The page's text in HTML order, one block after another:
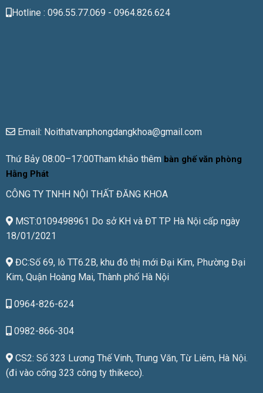
Hotline : 096.55.77.069 - 0964.826.624
Email: Noithatvanphongdangkhoa@gmail.com
Thứ Bảy 08:00–17:00Tham khảo thêm bàn ghế văn phòng
Hằng Phát
CÔNG TY TNHH NỘI THẤT ĐĂNG KHOA
MST:0109498961 Do sở KH và ĐT TP Hà Nội cấp ngày
18/01/2021
ĐC:Số 69, lô TT6.2B, khu đô thị mới Đại Kim, Phường Đại
Kim, Quận Hoàng Mai, Thành phố Hà Nội
0964-826-624
0982-866-304
CS2: Số 323 Lương Thế Vinh, Trung Văn, Từ Liêm, Hà Nội.
(đi vào cổng 323 công ty thikeco).